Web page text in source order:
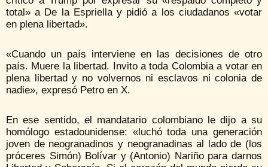
total» a De la Espriella y pidió a los ciudadanos «votar
en plena libertad».
«Cuando un país interviene en las decisiones de otro
país. Muere la libertad. Invito a toda Colombia a votar en
plena libertad y no volvernos ni esclavos ni colonia de
nadie», expresó Petro en X.
En ese sentido, el mandatario colombiano le dijo a su
homólogo estadounidense: «luchó toda una generación
joven de neogranadinos y neogranadinas al lado de (los
próceres Simón) Bolívar y (Antonio) Nariño para darnos